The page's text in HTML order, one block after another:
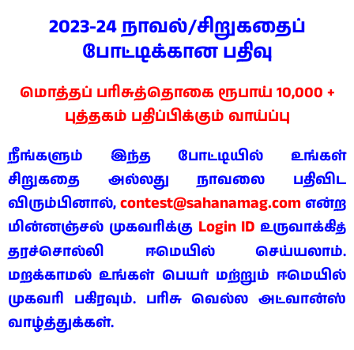
2023-24 நாவல்/சிறுகதைப்
போட்டிக்கான பதிவு
மொத்தப் பரிசுத்தொகை ரூபாய் 10,000 +
புத்தகம் பதிப்பிக்கும் வாய்ப்பு
நீங்களும் இந்த போட்டியில் உங்கள்
சிறுகதை அல்லது நாவலை பதிவிட
விரும்பினால்,contest@sahanamag.comஎன்ற
மின்னஞ்சல் முகவரிக்கு Login ID உருவாக்கித்
தரச்சொல்லி ஈமெயில் செய்யலாம்.
மறக்காமல் உங்கள் பெயர் மற்றும் ஈமெயில்
முகவரி பகிரவும். பரிசு வெல்ல அட்வான்ஸ்
வாழ்த்துக்கள்.